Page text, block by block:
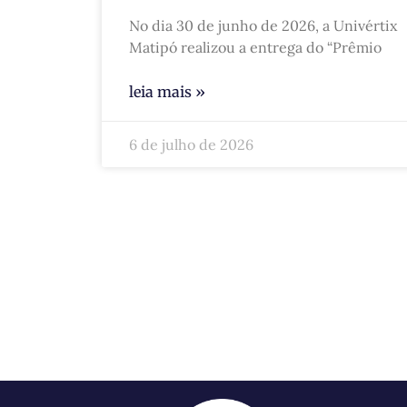
No dia 30 de junho de 2026, a Univértix
Matipó realizou a entrega do “Prêmio
leia mais »
6 de julho de 2026